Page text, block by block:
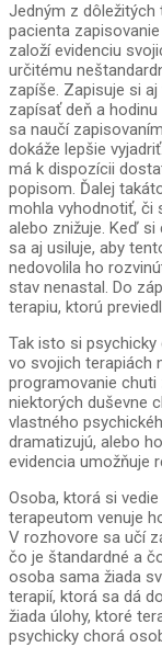
Jedným z dôležitých
pacienta
založí evidenciu
určitému
zapíše. Zapisuje si
zapísať deň a
sa naučí
dokáže lepšie
má k dispozícii
popisom. Ďalej
mohla vyhodnotiť, či
alebo znižuje. Keď
sa aj usiluje, aby
nedovolila ho
stav nenastal. Do
terapiu, ktorú
Tak isto si
vo svojich terapiách
programovanie chuti
niektorých duševne
vlastného
dramatizujú, alebo
evidencia umožňuje
Osoba, ktorá si
terapeutom venuje
V rozhovore sa učí
čo je štandardné a
osoba sama žiada
terapií, ktorá sa dá
žiada úlohy, ktoré
psychicky chorá